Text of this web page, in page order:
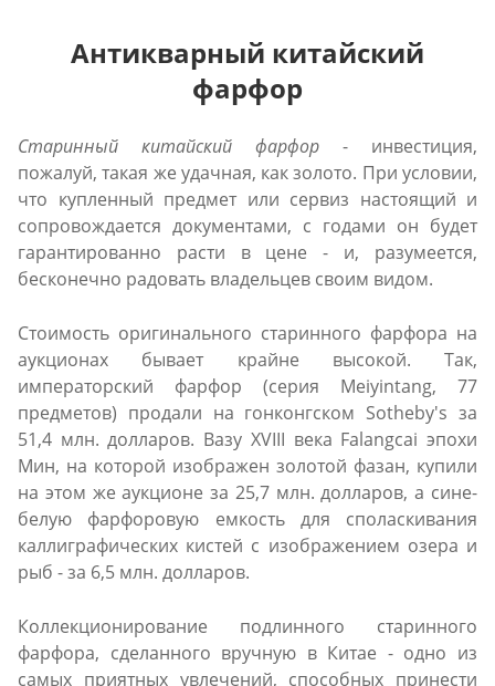
Антикварный китайский
фарфор
Старинный китайский фарфор - инвестиция,
пожалуй, такая же удачная, как золото. При условии,
что купленный предмет или сервиз настоящий и
сопровождается документами, с годами он будет
гарантированно расти в цене - и, разумеется,
бесконечно радовать владельцев своим видом.
Стоимость оригинального старинного фарфора на
аукционах бывает крайне высокой. Так,
императорский фарфор (серия Meiyintang, 77
предметов) продали на гонконгском Sotheby's за
51,4 млн. долларов. Вазу XVIII века Falangcai эпохи
Мин, на которой изображен золотой фазан, купили
на этом же аукционе за 25,7 млн. долларов, а сине-
белую фарфоровую емкость для споласкивания
каллиграфических кистей с изображением озера и
рыб - за 6,5 млн. долларов.
Коллекционирование подлинного старинного
фарфора, сделанного вручную в Китае - одно из
самых приятных увлечений, способных принести